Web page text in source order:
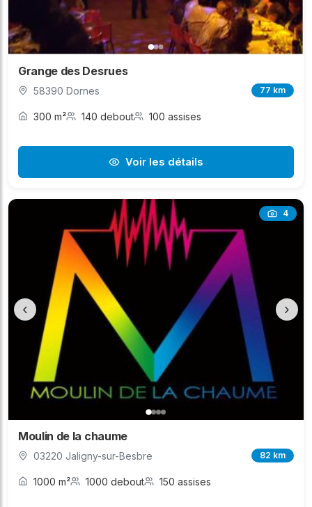
Grange des Desrues
58390 Dornes 77 km
300 m² 140 debout 100 assises
Voir les détails
4
‹ ›
Moulin de la chaume
03220 Jaligny-sur-Besbre 82 km
1000 m² 1000 debout 150 assises